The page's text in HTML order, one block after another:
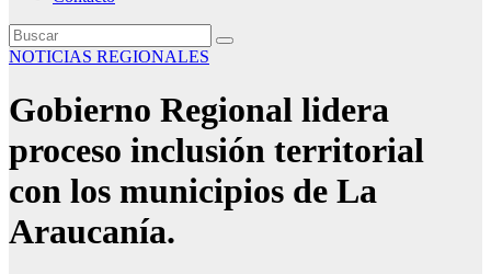
NOTICIAS REGIONALES
Gobierno Regional lidera
proceso inclusión territorial
con los municipios de La
Araucanía.